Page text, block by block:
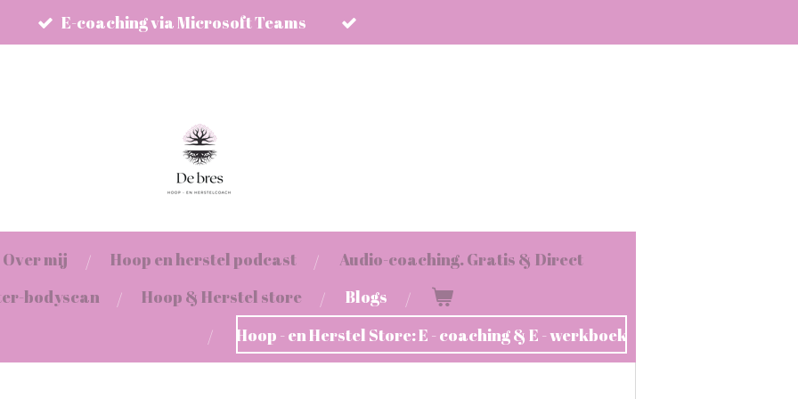
E-coaching via Microsoft Teams
Over mij Hoop en herstel podcast
Audio-coaching. Gratis & Direct
bodyscan
Hoop & Herstel store
Blogs
Hoop - en Herstel Store: E - coaching & E - werkboek